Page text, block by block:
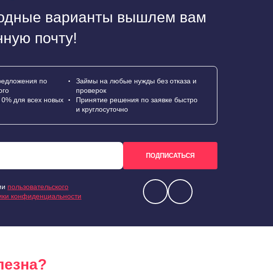
варианты вышлем вам
почту!
по
Займы на любые нужды без отказа и
проверок
для всех новых
Принятие решения по заявке быстро
и круглосуточно
пользовательского
конфиденциальности